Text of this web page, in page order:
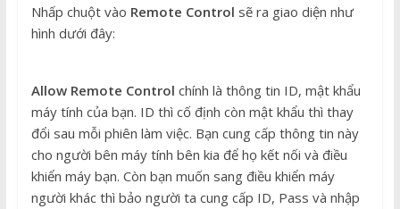
Nhấp chuột vào Remote Control sẽ ra giao diện như
hình dưới đây:
Allow Remote Control chính là thông tin ID, mật khẩu
máy tính của bạn. ID thì cố định còn mật khẩu thì thay
đổi sau mỗi phiên làm việc. Bạn cung cấp thông tin này
cho người bên máy tính bên kia để họ kết nối và điều
khiển máy bạn. Còn bạn muốn sang điều khiển máy
người khác thì bảo người ta cung cấp ID, Pass và nhập